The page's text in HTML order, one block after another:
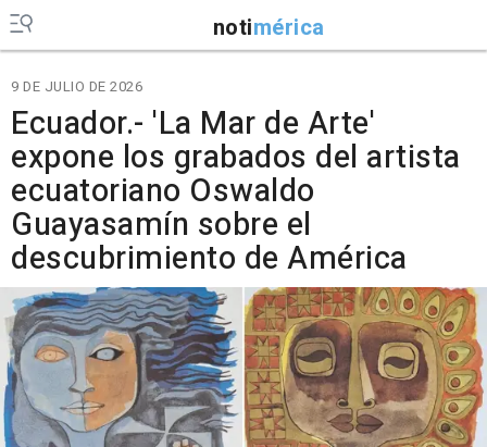
notimérica
9 DE JULIO DE 2026
Ecuador.- 'La Mar de Arte'
expone los grabados del artista
ecuatoriano Oswaldo
Guayasamín sobre el
descubrimiento de América